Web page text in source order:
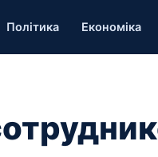
Політика Економіка